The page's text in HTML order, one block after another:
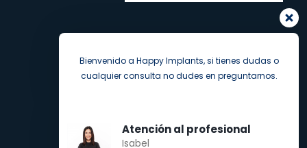
Bienvenido a Happy Implants, si tienes dudas o
cualquier consulta no dudes en preguntarnos.
Atención al profesional
Isabel